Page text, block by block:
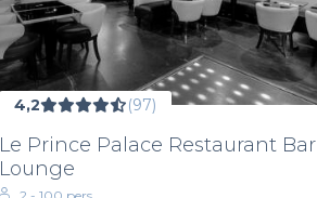
4,2 (97)
Le Prince Palace Restaurant Bar
Lounge